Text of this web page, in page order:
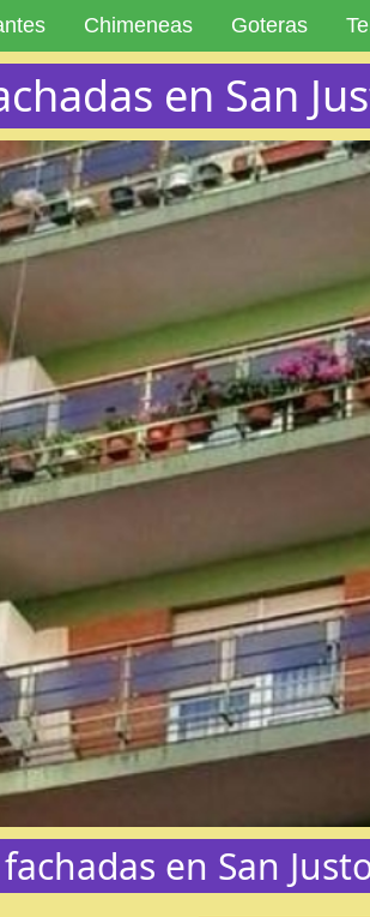
Chimeneas Goteras
en San
en San